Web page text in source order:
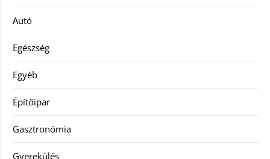
Autó
Egészség
Egyéb
Építőipar
Gasztronómia
Gyerekülés